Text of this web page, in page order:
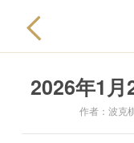
2026年1月
作者：波克